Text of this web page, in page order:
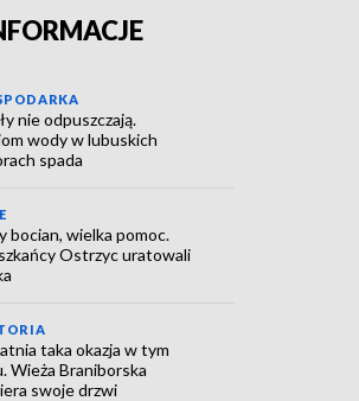
nie odpuszczają.
wody w lubuskich
spada
bocian, wielka pomoc.
Ostrzyc uratowali
taka okazja w tym
Wieża Braniborska
swoje drzwi